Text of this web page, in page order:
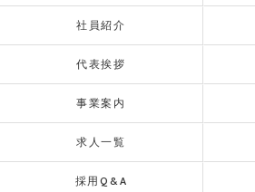
社員紹介
代表挨拶
事業案内
求人一覧
採用Q&A